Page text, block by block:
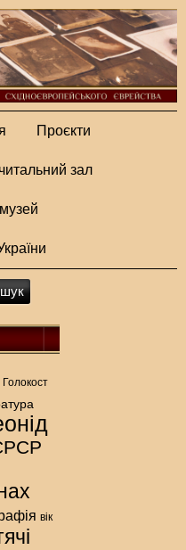
Проєкти
зал
Голокост
вік